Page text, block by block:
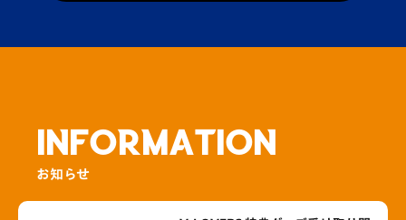
INFORMATION
お知らせ